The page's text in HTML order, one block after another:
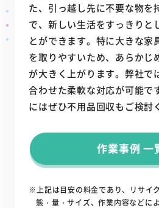
た、引っ越し先に不要な物を
で、新しい生活をすっきりと
とができます。特に大きな家
を取りやすいため、あらかじ
が大きく上がります。弊社で
合わせた柔軟な対応が可能で
にはぜひ不用品回収もご検討
作業事例 一
※上記は目安の料金であり、リサイ
態・量・サイズ、作業内容などに